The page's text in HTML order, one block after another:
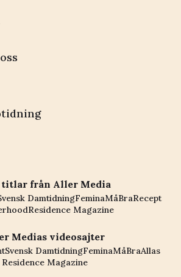
titlar från Aller Media
DamtidningFeminaMåBraRecept
Residence Magazine
Medias videosajter
Svensk DamtidningFeminaMåBraAllas
Residence Magazine